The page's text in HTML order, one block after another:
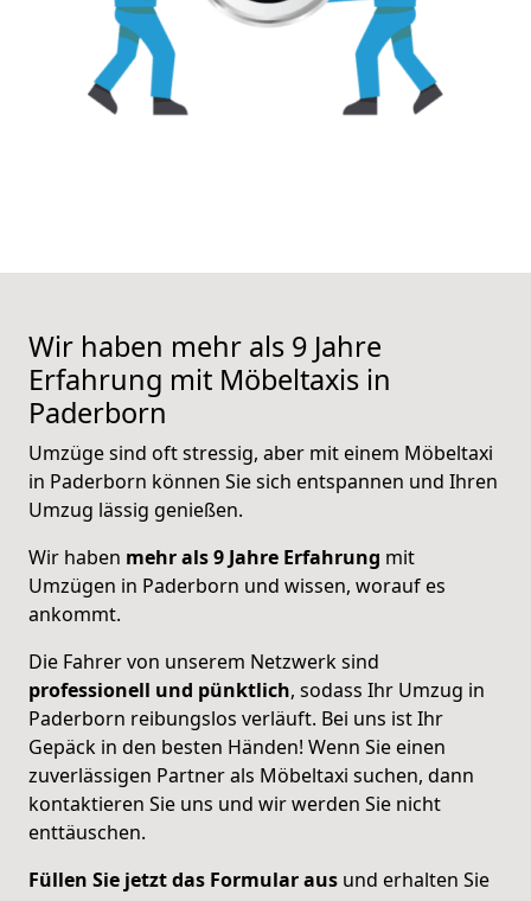
Wir haben mehr als 9 Jahre
Erfahrung mit Möbeltaxis in
Paderborn
Umzüge sind oft stressig, aber mit einem Möbeltaxi
in Paderborn können Sie sich entspannen und Ihren
Umzug lässig genießen.
Wir haben mehr als 9 Jahre Erfahrung mit
Umzügen in Paderborn und wissen, worauf es
ankommt.
Die Fahrer von unserem Netzwerk sind
professionell und pünktlich, sodass Ihr Umzug in
Paderborn reibungslos verläuft. Bei uns ist Ihr
Gepäck in den besten Händen! Wenn Sie einen
zuverlässigen Partner als Möbeltaxi suchen, dann
kontaktieren Sie uns und wir werden Sie nicht
enttäuschen.
Füllen Sie jetzt das Formular aus und erhalten Sie